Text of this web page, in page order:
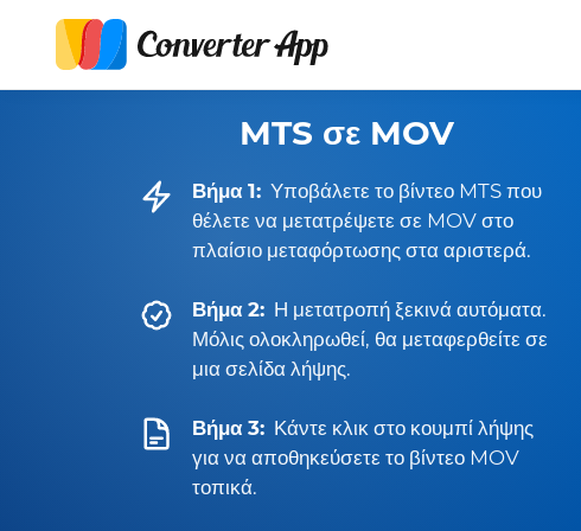
MTS σε MOV
Βήμα 1: Υποβάλετε το βίντεο MTS που
θέλετε να μετατρέψετε σε MOV στο
πλαίσιο μεταφόρτωσης στα αριστερά.
Βήμα 2: Η μετατροπή ξεκινά αυτόματα.
Μόλις ολοκληρωθεί, θα μεταφερθείτε σε
μια σελίδα λήψης.
Βήμα 3: Κάντε κλικ στο κουμπί λήψης
για να αποθηκεύσετε το βίντεο MOV
τοπικά.